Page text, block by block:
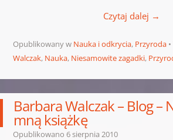
Czytaj dalej →
Opublikowany w Nauka i odkrycia, Przyroda
Walczak, Nauka, Niesamowite zagadki,
Barbara Walczak – Blog –
mną książkę
Opublikowano 6 sierpnia 2010